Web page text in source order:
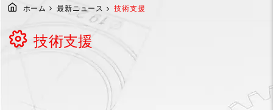
ホーム 最新ニュース 技術支援
技術支援